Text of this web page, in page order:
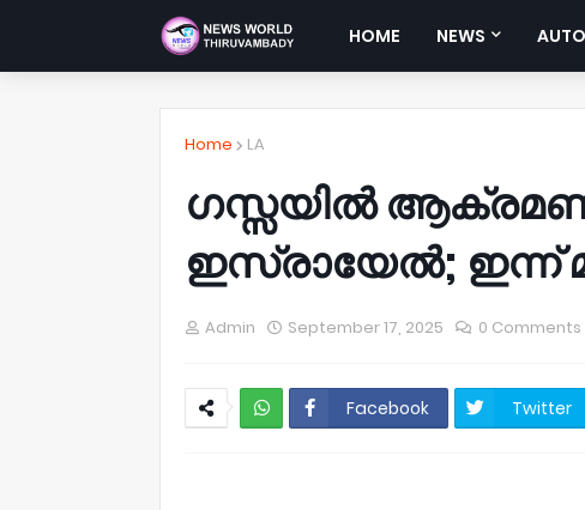
HOME NEWS AUTO
Home LA
ഗസ്സയിൽ
ഇസ്രായേൽ; ഇന്ന്
Admin September 17, 2025 0 Comments
Facebook Twitter